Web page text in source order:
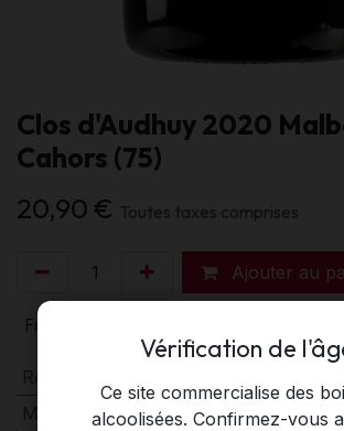
Vérification de
Ce site commercialise des
alcoolisées. Confirmez-vous
Clos d'Audhuy 2020
Cahors (75)
20,90 € Toutes taxes comprises
Ajouter au
France
Régions
Millésime:2020